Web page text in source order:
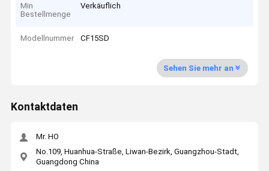
Min
Bestellmenge
Verkäuflich
Modellnummer CF15SD
Sehen Sie mehr an
Kontaktdaten
Mr. HO
No.109, Huanhua-Straße, Liwan-Bezirk, Guangzhou-Stadt,
Guangdong China